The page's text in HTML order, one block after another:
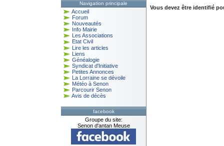
Navigation principale
Accueil
Forum
Nouveautés
Info Mairie
Les Associations
Etat Civil
Lire les articles
Liens
Généalogie
Syndicat d'Initiative
Petites Annonces
La Lorraine se dévoile
Météo à Senon
Parcourir Senon
Avis de décès
facebook
Groupe du site:
Senon d'antan Meuse
Vous devez être identifié